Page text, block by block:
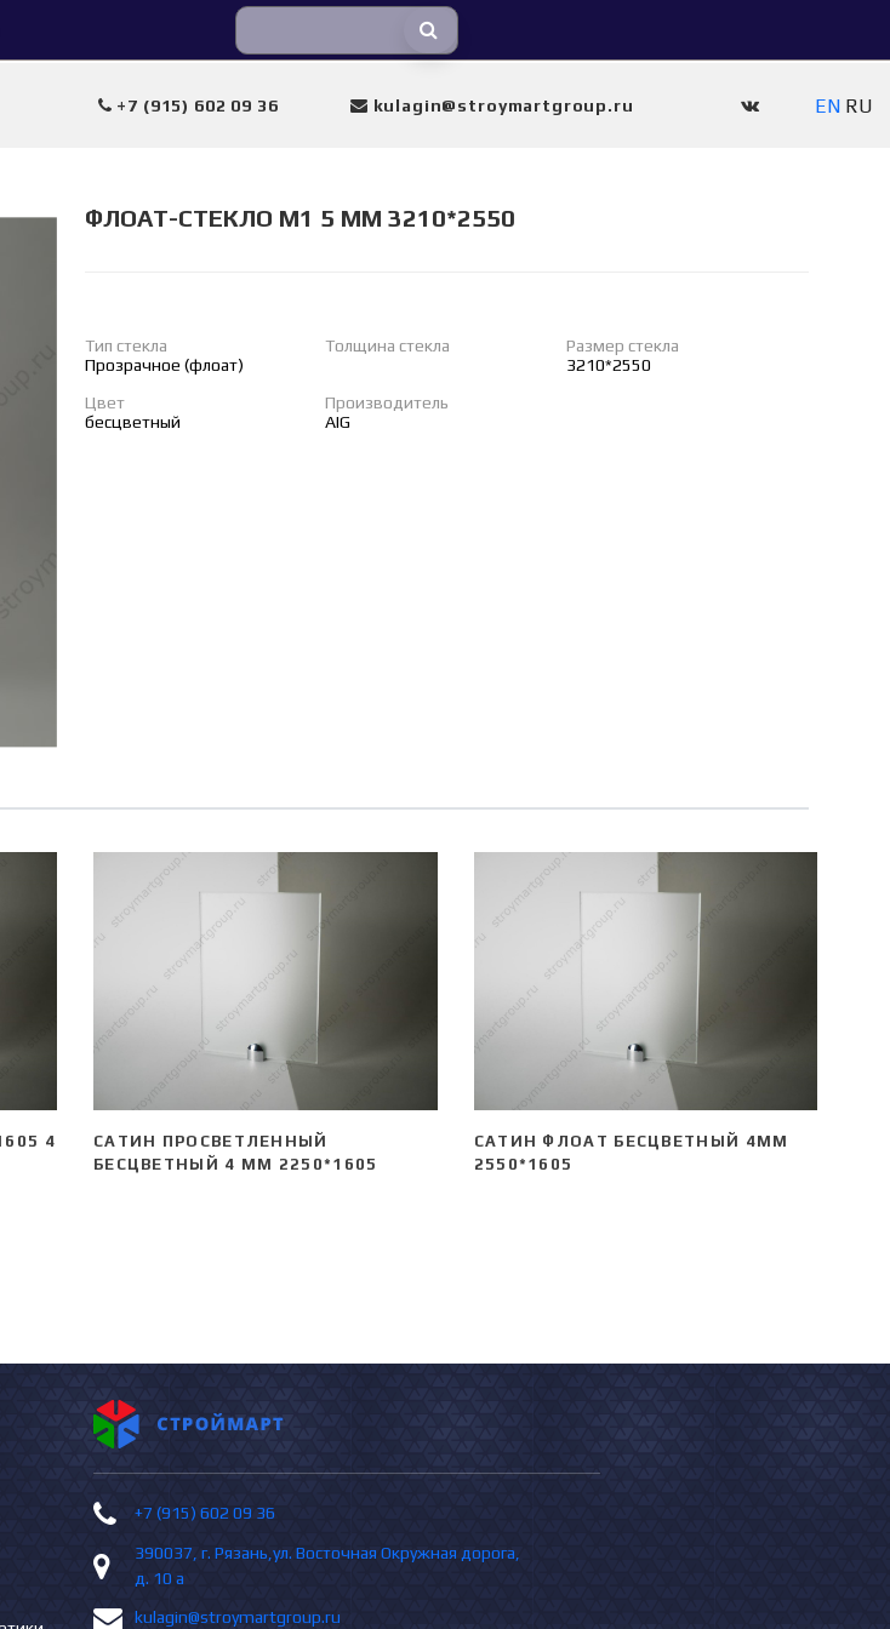
+7 (915) 602 09 36 kulagin@stroymartgroup.ru EN RU
ФЛОАТ-СТЕКЛО М1 5 ММ 3210*2550
Тип стекла
Прозрачное (флоат)
Толщина стекла
Размер стекла
3210*2550
Цвет
бесцветный
Производитель
AIG
4
САТИН ПРОСВЕТЛЕННЫЙ
БЕСЦВЕТНЫЙ 4 ММ 2250*1605
САТИН ФЛОАТ БЕСЦВЕТНЫЙ 4ММ
2550*1605
+7 (915) 602 09 36
390037, г. Рязань,ул. Восточная Окружная дорога,
д. 10 а
kulagin@stroymartgroup.ru